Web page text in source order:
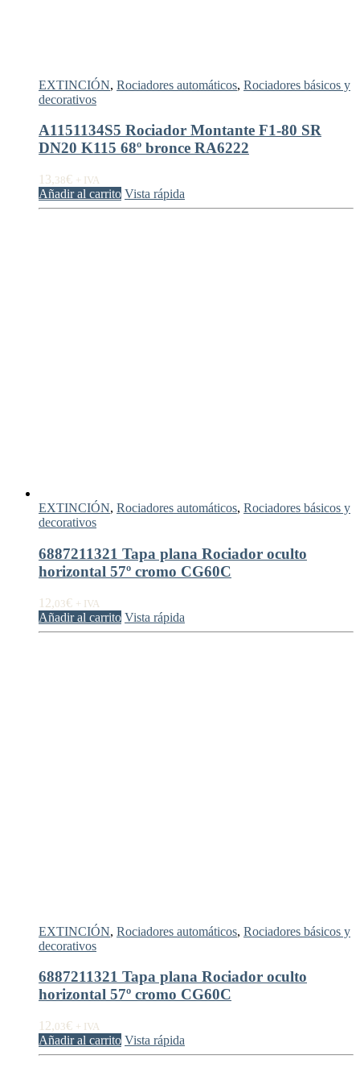
EXTINCIÓN, Rociadores automáticos, Rociadores básicos y
decorativos
A1151134S5 Rociador Montante F1-80 SR
DN20 K115 68º bronce RA6222
13,38€ + IVA
Añadir al carrito Vista rápida
EXTINCIÓN, Rociadores automáticos, Rociadores básicos y
decorativos
6887211321 Tapa plana Rociador oculto
horizontal 57º cromo CG60C
12,03€ + IVA
Añadir al carrito Vista rápida
EXTINCIÓN, Rociadores automáticos, Rociadores básicos y
decorativos
6887211321 Tapa plana Rociador oculto
horizontal 57º cromo CG60C
12,03€ + IVA
Añadir al carrito Vista rápida